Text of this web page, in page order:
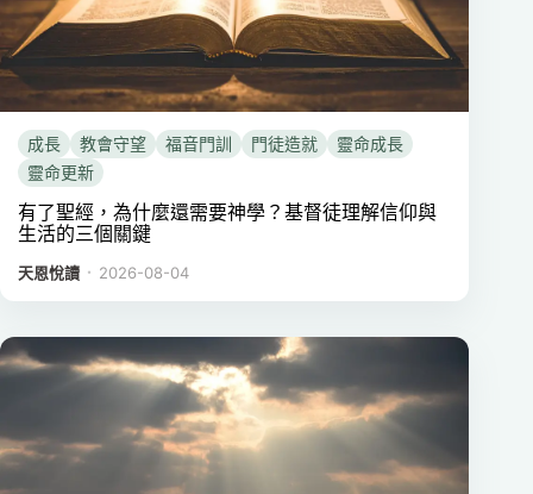
成長 教會守望 福音門訓 門徒造就
靈命成長
靈命更新
有了聖經，為什麼還需要神學？基督徒理解信仰與
生活的三個關鍵
天恩悅讀 ． 2026-08-04